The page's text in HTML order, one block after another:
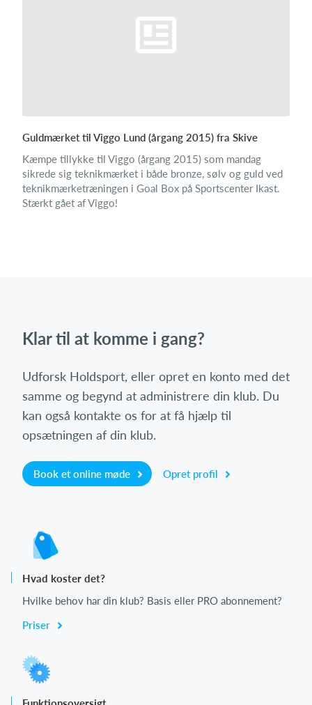
Guldmærket til Viggo Lund (årgang 2015) fra Skive
Kæmpe tillykke til Viggo (årgang 2015) som mandag
sikrede sig teknikmærket i både bronze, sølv og guld ved
teknikmærketræningen i Goal Box på Sportscenter Ikast.
Stærkt gået af Viggo!
Klar til at komme i gang?
Udforsk Holdsport, eller opret en konto med det
samme og begynd at administrere din klub. Du
kan også kontakte os for at få hjælp til
opsætningen af din klub.
Book et online møde Opret profil
Hvad koster det?
Hvilke behov har din klub? Basis eller PRO abonnement?
Priser